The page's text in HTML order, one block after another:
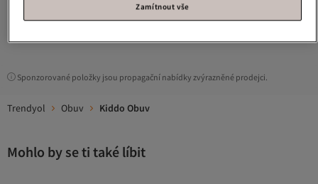
Sponzorované položky jsou propagační nabídky zvýrazněné prodejci.
Trendyol Obuv Kiddo Obuv
Mohlo by se ti také líbit
Zamítnout vše